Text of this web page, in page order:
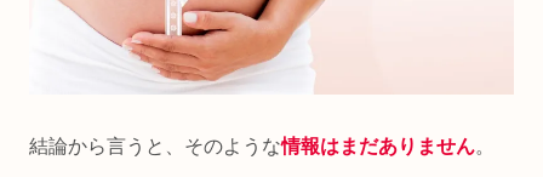
結論から言うと、そのような情報はまだありません。